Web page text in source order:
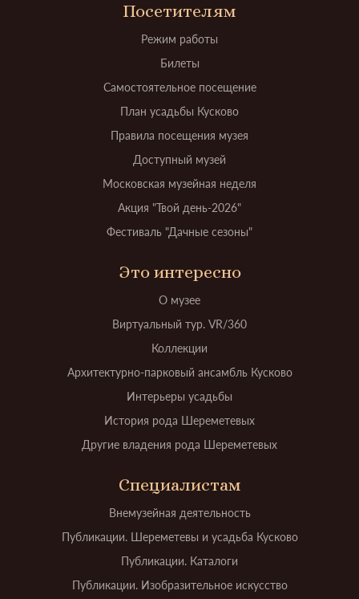
Посетителям
Режим работы
Билеты
Самостоятельное посещение
План усадьбы Кусково
Правила посещения музея
Доступный музей
Московская музейная неделя
Акция "Твой день-2026"
Фестиваль "Дачные сезоны"
Это интересно
О музее
Виртуальный тур. VR/360
Коллекции
Архитектурно-парковый ансамбль Кусково
Интерьеры усадьбы
История рода Шереметевых
Другие владения рода Шереметевых
Специалистам
Внемузейная деятельность
Публикации. Шереметевы и усадьба Кусково
Публикации. Каталоги
Публикации. Изобразительное искусство